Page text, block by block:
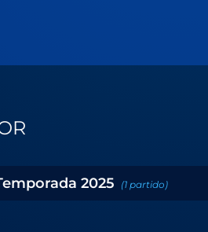
2025 (1 partido)